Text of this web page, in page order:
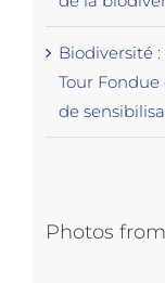
Biodiversité
Tour
de
Photos